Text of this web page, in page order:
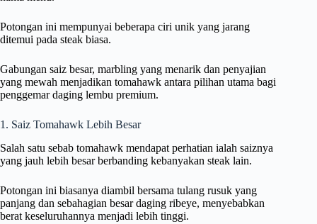
Potongan ini mempunyai beberapa ciri unik yang jarang
ditemui pada steak biasa.
Gabungan saiz besar, marbling yang menarik dan penyajian
yang mewah menjadikan tomahawk antara pilihan utama bagi
penggemar daging lembu premium.
1. Saiz Tomahawk Lebih Besar
Salah satu sebab tomahawk mendapat perhatian ialah saiznya
yang jauh lebih besar berbanding kebanyakan steak lain.
Potongan ini biasanya diambil bersama tulang rusuk yang
panjang dan sebahagian besar daging ribeye, menyebabkan
berat keseluruhannya menjadi lebih tinggi.